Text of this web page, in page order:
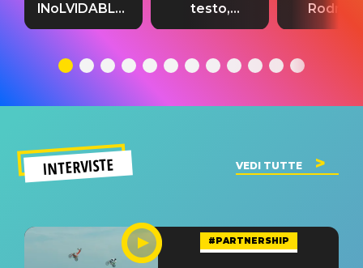
INoLVIDABLE”:
testo,
significato
testo,
traduzione e
del singolo
testo,
INTERVISTE VEDI TUTTE
#PARTNERSHIP